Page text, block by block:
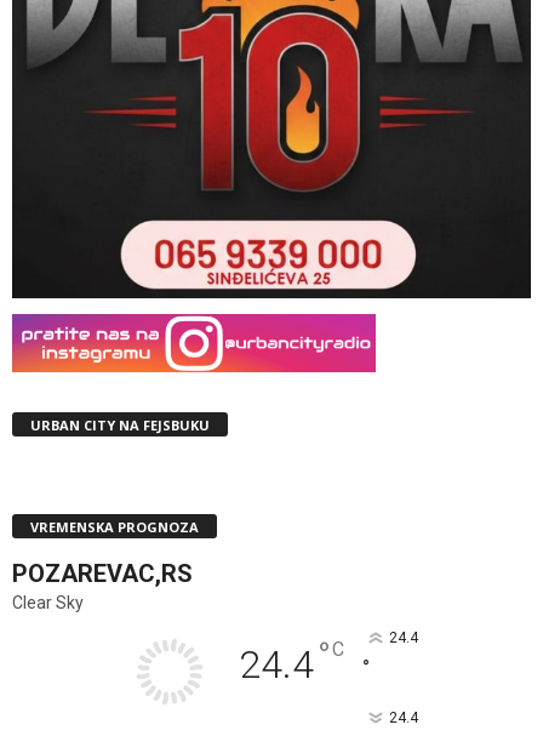
URBAN CITY NA FEJSBUKU
VREMENSKA PROGNOZA
POZAREVAC,RS
Clear Sky
24.4°C 24.4
°
24.4